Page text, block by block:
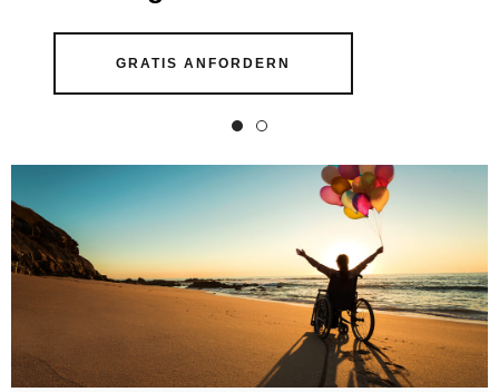
GRATIS ANFORDERN